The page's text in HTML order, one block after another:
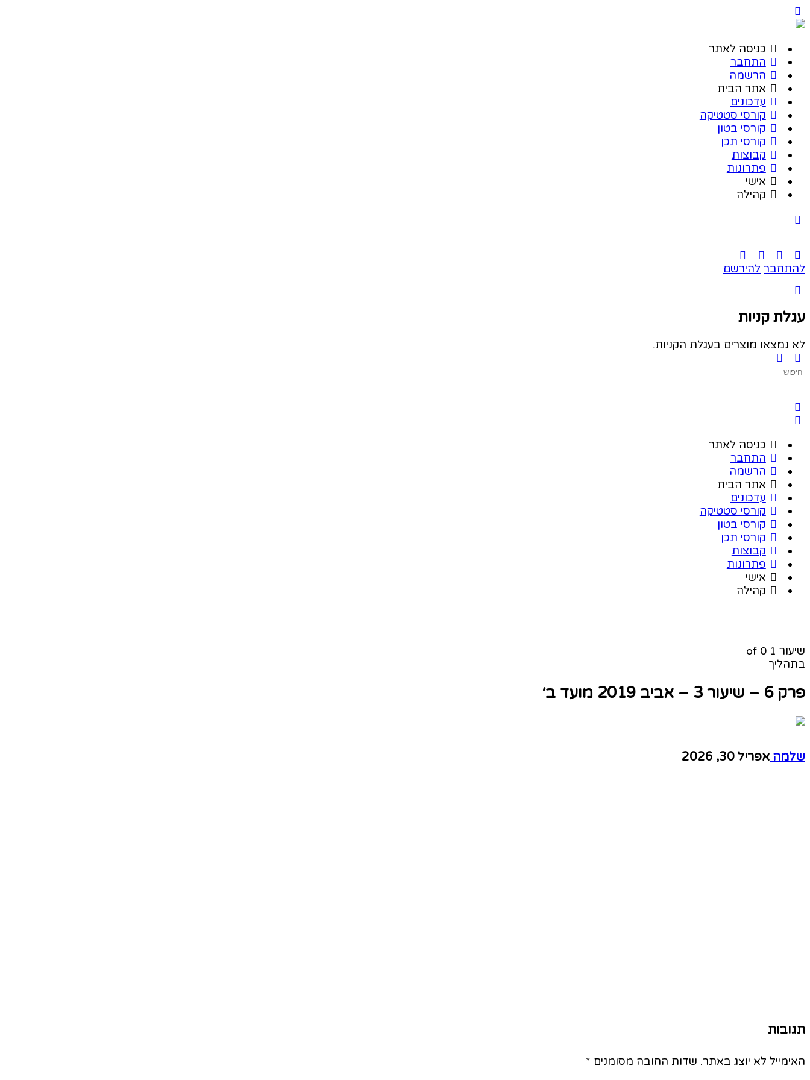
כניסה לאתר
התחבר
הרשמה
אתר הבית
עדכונים
קורסי סטטיקה
קורסי בטון
קורסי תכן
קבוצות
פתרונות
אישי
קהילה
להתחבר להירשם
עגלת קניות
לא נמצאו מוצרים בעגלת הקניות.
Search
כניסה לאתר
התחבר
הרשמה
אתר הבית
עדכונים
קורסי סטטיקה
קורסי בטון
קורסי תכן
קבוצות
פתרונות
אישי
קהילה
שיעור 1
of 0
בתהליך
פרק 6 – שיעור 3 – אביב 2019 מועד ב׳
שלמה אפריל 30, 2026
תגובות
האימייל לא יוצג באתר. שדות החובה מסומנים *